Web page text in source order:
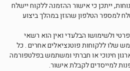
ייתכן כי אישור ההזמנה ללקוח יישלח
למספר הטלפון שהוזן במהלך ביצוע
ולשימושו הבלעדי ואין הוא רשאי
שלו ללקוחות פוטנציאלים אחרים . כל
חינוכי או חברתי ומשתמש בפלטפורמה
למייסדים לקבלת אישור.